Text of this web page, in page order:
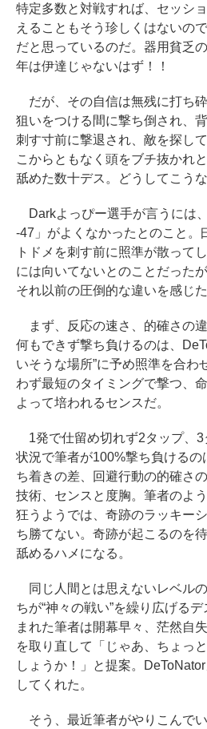
特定多数と対戦すれば、セッシ
えることもそう珍しくはないの
だと思っているのだ。器用貧乏
年は伊達じゃないはず！！
だが、その自信は無残に打ち
狙いをつける間に撃ち倒され、
刺す寸前に撃退され、敵を探し
こからともなく頭をブチ抜かれ
舐めた数十デス。どうしてこうな
Darkよっぴー選手が言うには
-47」がよくなかったとのこと。
トドメを刺す前に照準が散って
には向いてないとのことだった
それ以前の圧倒的な違いを感じた
まず、反応の速さ、的確さの
何もできず撃ち負けるのは、
いそうな場所”に予め照準を合わ
わず最短のタイミングで撃つ、
よって培われるセンスだ。
1発で仕留め切れず2タップ、3
状況で筆者が100%撃ち負けるの
ち着きの差、回避行動の的確さ
技術、センスと度胸。筆者のよ
狂うようでは、奇跡のラッキー
ち勝てない。奇跡が起こるのを
舐めるハメになる。
同じ人間とは思えないレベル
ちが“神々の戦い”を繰り広げる
まれた筆者は開幕早々、茫然自
を取り直して「じゃあ、ちょっ
しょうか！」と提案。
してくれた。
そう、最近筆者がやりこんで